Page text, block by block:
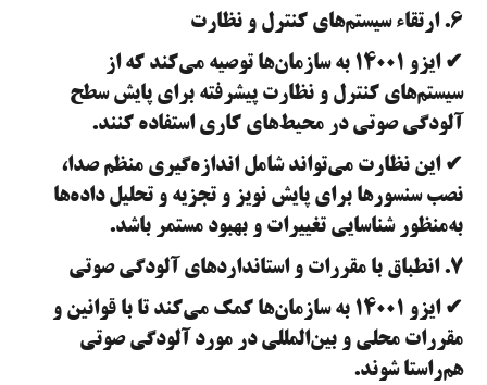
۶. ارتقاء سیستم‌های کنترل و نظارت
✔ ایزو ۱۴۰۰۱ به سازمان‌ها توصیه می‌کند که از
سیستم‌های کنترل و نظارت پیشرفته برای پایش سطح
آلودگی صوتی در محیط‌های کاری استفاده کنند.
✔ این نظارت می‌تواند شامل اندازه‌گیری منظم صدا،
نصب سنسورها برای پایش نویز و تجزیه و تحلیل داده‌ها
به‌منظور شناسایی تغییرات و بهبود مستمر باشد.
۷. انطباق با مقررات و استانداردهای آلودگی صوتی
✔ ایزو ۱۴۰۰۱ به سازمان‌ها کمک می‌کند تا با قوانین و
مقررات محلی و بین‌المللی در مورد آلودگی صوتی
هم‌راستا شوند.